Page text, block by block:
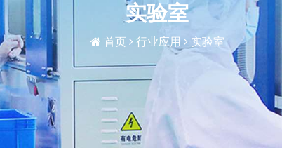
实验室
首页 行业应用 实验室